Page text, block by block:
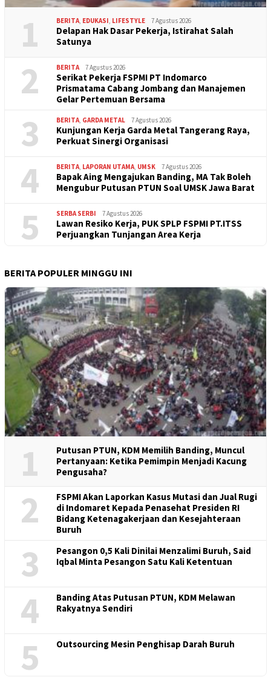
1 BERITA, EDUKASI, LIFESTYLE 7 Agustus 2026
Delapan Hak Dasar Pekerja, Istirahat Salah
Satunya
2 BERITA 7 Agustus 2026
Serikat Pekerja FSPMI PT Indomarco
Prismatama Cabang Jombang dan Manajemen
Gelar Pertemuan Bersama
3 BERITA, GARDA METAL 7 Agustus 2026
Kunjungan Kerja Garda Metal Tangerang Raya,
Perkuat Sinergi Organisasi
4 BERITA, LAPORAN UTAMA, UMSK 7 Agustus 2026
Bapak Aing Mengajukan Banding, MA Tak Boleh
Mengubur Putusan PTUN Soal UMSK Jawa Barat
5 SERBA SERBI 7 Agustus 2026
Lawan Resiko Kerja, PUK SPLP FSPMI PT.ITSS
Perjuangkan Tunjangan Area Kerja
BERITA POPULER MINGGU INI
1
Putusan PTUN, KDM Memilih Banding, Muncul
Pertanyaan: Ketika Pemimpin Menjadi Kacung
Pengusaha?
2
FSPMI Akan Laporkan Kasus Mutasi dan Jual Rugi
di Indomaret Kepada Penasehat Presiden RI
Bidang Ketenagakerjaan dan Kesejahteraan
Buruh
3
Pesangon 0,5 Kali Dinilai Menzalimi Buruh, Said
Iqbal Minta Pesangon Satu Kali Ketentuan
4
Banding Atas Putusan PTUN, KDM Melawan
Rakyatnya Sendiri
5 Outsourcing Mesin Penghisap Darah Buruh